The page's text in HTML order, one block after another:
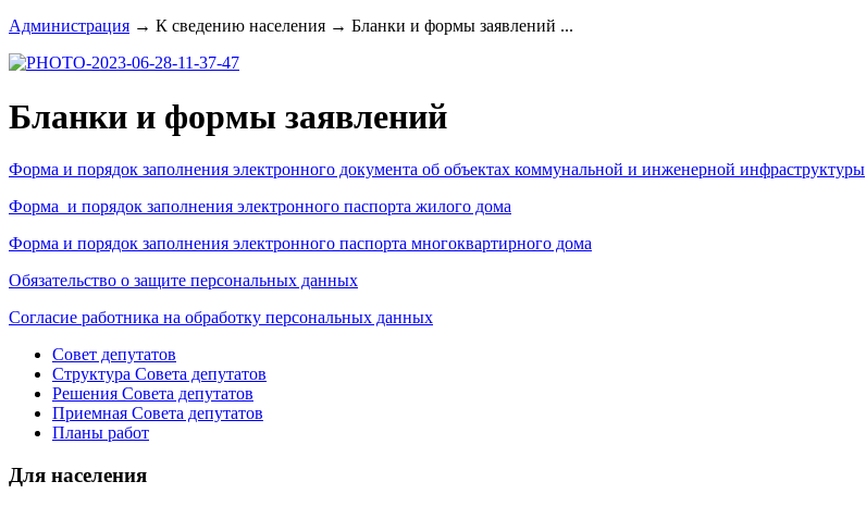
Администрация → К сведению населения → Бланки и формы заявлений ...
Бланки и формы заявлений
Форма и порядок заполнения электронного документа об объектах коммунальной и инженерной инфраструктуры
Форма и порядок заполнения электронного паспорта жилого дома
Форма и порядок заполнения электронного паспорта многоквартирного дома
Обязательство о защите персональных данных
Согласие работника на обработку персональных данных
Совет депутатов
Структура Совета депутатов
Решения Совета депутатов
Приемная Совета депутатов
Планы работ
Для населения